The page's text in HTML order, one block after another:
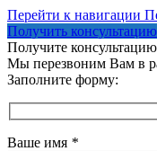
Перейти к навигации
Получить консультацию
Получите
Мы перезвоним Вам в
Заполните форму:
Ваше имя *